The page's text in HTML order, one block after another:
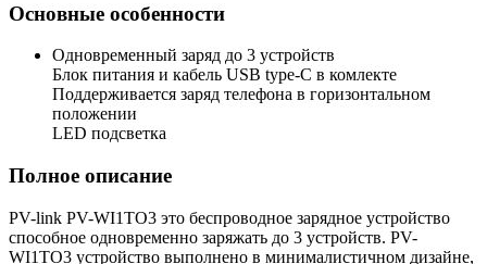
Основные особенности
Одновременный заряд до 3 устройств
Блок питания и кабель USB type-C в комлекте
Поддерживается заряд телефона в горизонтальном
положении
LED подсветка
Полное описание
PV-link PV-WI1TO3 это беспроводное зарядное устройство
способное одновременно заряжать до 3 устройств. PV-
WI1TO3 устройство выполнено в минималистичном дизайне,